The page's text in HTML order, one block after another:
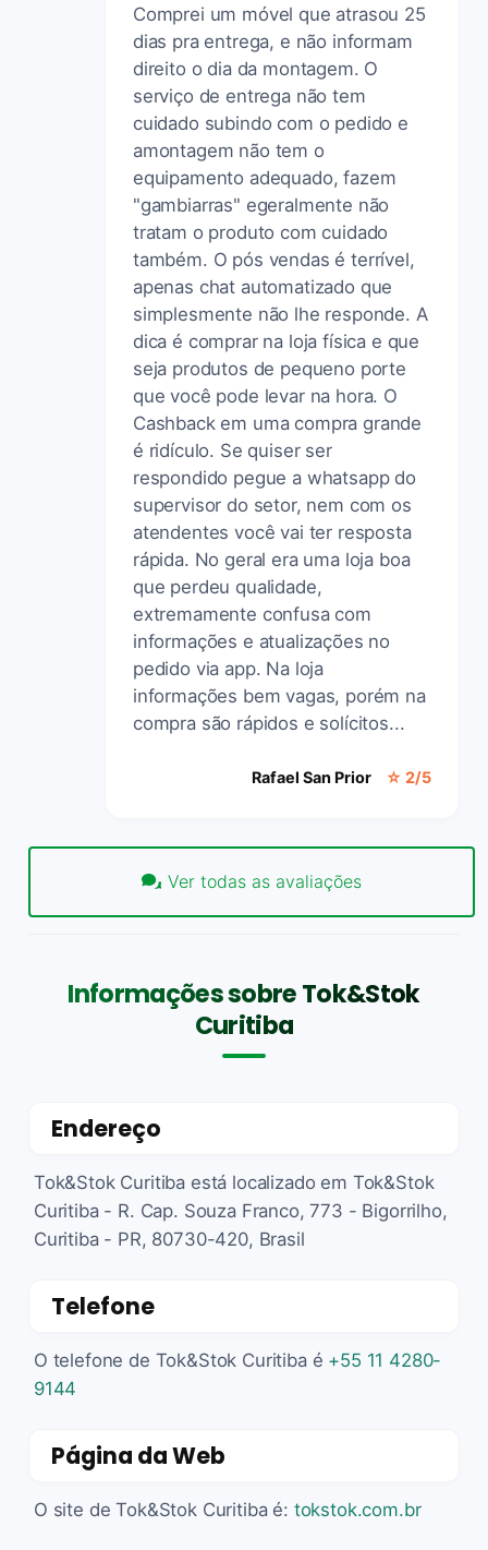
Comprei um móvel que atrasou 25
dias pra entrega, e não informam
direito o dia da montagem. O
serviço de entrega não tem
cuidado subindo com o pedido e
amontagem não tem o
equipamento adequado, fazem
"gambiarras" egeralmente não
tratam o produto com cuidado
também. O pós vendas é terrível,
apenas chat automatizado que
simplesmente não lhe responde. A
dica é comprar na loja física e que
seja produtos de pequeno porte
que você pode levar na hora. O
Cashback em uma compra grande
é ridículo. Se quiser ser
respondido pegue a whatsapp do
supervisor do setor, nem com os
atendentes você vai ter resposta
rápida. No geral era uma loja boa
que perdeu qualidade,
extremamente confusa com
informações e atualizações no
pedido via app. Na loja
informações bem vagas, porém na
compra são rápidos e solícitos...
Rafael San Prior ☆ 2/5
Ver todas as avaliações
Informações sobre Tok&Stok
Curitiba
Endereço
Tok&Stok Curitiba está localizado em Tok&Stok
Curitiba - R. Cap. Souza Franco, 773 - Bigorrilho,
Curitiba - PR, 80730-420, Brasil
Telefone
O telefone de Tok&Stok Curitiba é +55 11 4280-
9144
Página da Web
O site de Tok&Stok Curitiba é: tokstok.com.br